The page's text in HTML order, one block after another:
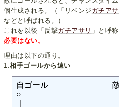
個生成される。（「リベンジ ガチアサ
などと呼ばれる。）
これを以後「反撃ガチアサリ 」と呼
必要はない。
理由は以下の通り。
1.相手ゴールから遠い
自ゴール　　　　　　　　
○　　　　　　　　　　　